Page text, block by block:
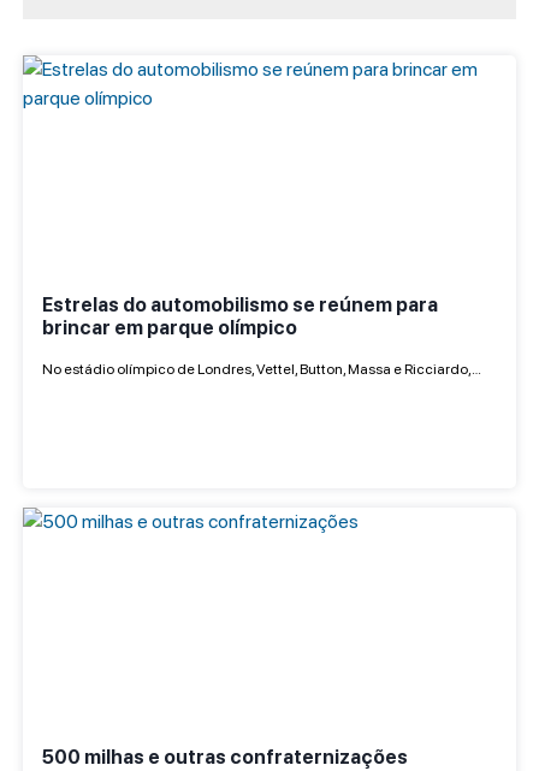
Estrelas do automobilismo se reúnem para
brincar em parque olímpico
No estádio olímpico de Londres, Vettel, Button, Massa e Ricciardo,…
500 milhas e outras confraternizações